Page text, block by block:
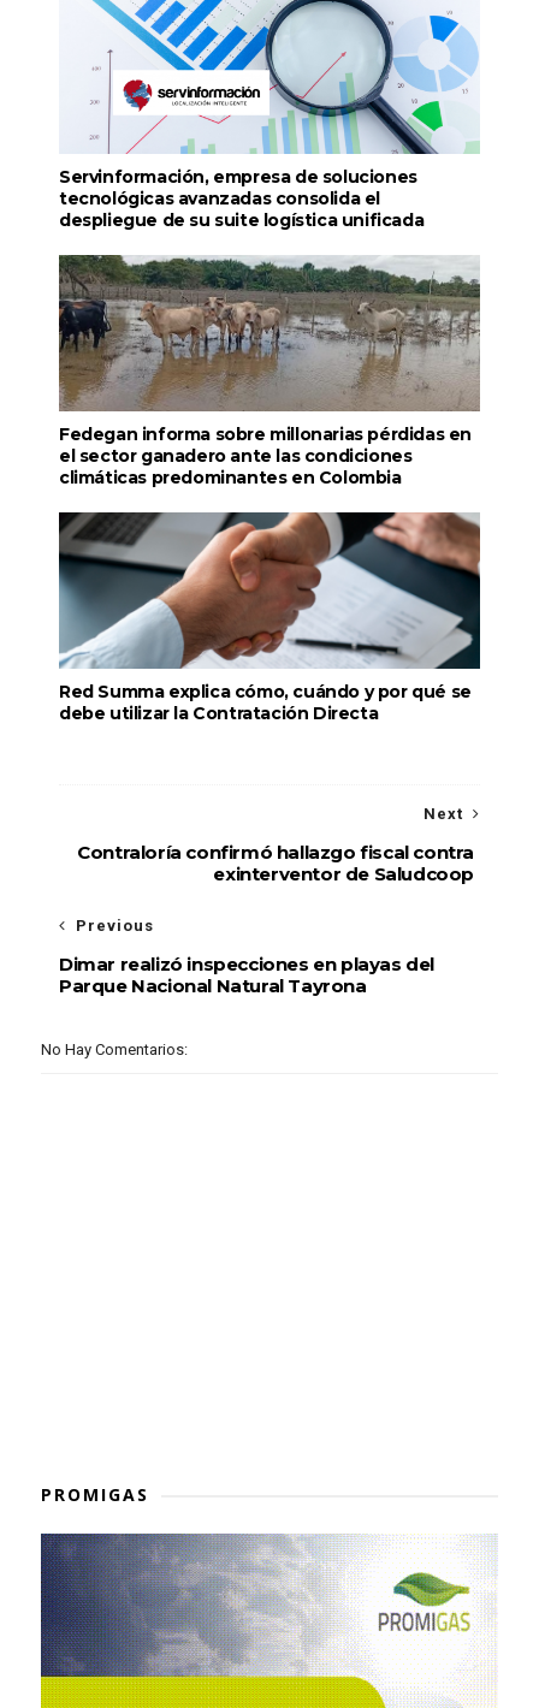
Servinformación, empresa de soluciones
tecnológicas avanzadas consolida el
despliegue de su suite logística unificada
Fedegan informa sobre millonarias pérdidas en
el sector ganadero ante las condiciones
climáticas predominantes en Colombia
Red Summa explica cómo, cuándo y por qué se
debe utilizar la Contratación Directa
Next
Contraloría confirmó hallazgo fiscal contra
exinterventor de Saludcoop
Previous
Dimar realizó inspecciones en playas del
Parque Nacional Natural Tayrona
No Hay Comentarios:
PROMIGAS